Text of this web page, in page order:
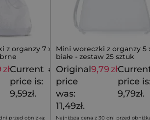
z organzy 7 x 9
11,29 zł
złCurrent
price is:
9,59zł.
przed obniżką:
Mini woreczki z organzy 5
białe - zestaw 25 sztuk
Original
price
was:
11,49zł.
9,79zł
price is:
9,79zł.
Najniższa cena z 30 dni przed